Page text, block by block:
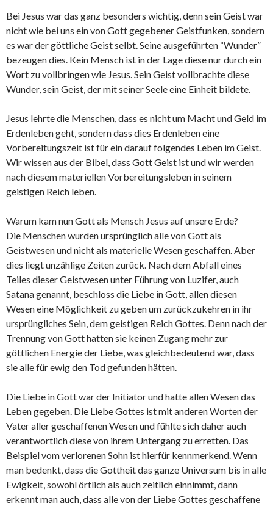
Bei Jesus war das ganz besonders wichtig, denn sein Geist war
nicht wie bei uns ein von Gott gegebener Geistfunken, sondern
es war der göttliche Geist selbt. Seine ausgeführten “Wunder”
bezeugen dies. Kein Mensch ist in der Lage diese nur durch ein
Wort zu vollbringen wie Jesus. Sein Geist vollbrachte diese
Wunder, sein Geist, der mit seiner Seele eine Einheit bildete.
Jesus lehrte die Menschen, dass es nicht um Macht und Geld im
Erdenleben geht, sondern dass dies Erdenleben eine
Vorbereitungszeit ist für ein darauf folgendes Leben im Geist.
Wir wissen aus der Bibel, dass Gott Geist ist und wir werden
nach diesem materiellen Vorbereitungsleben in seinem
geistigen Reich leben.
Warum kam nun Gott als Mensch Jesus auf unsere Erde?
Die Menschen wurden ursprünglich alle von Gott als
Geistwesen und nicht als materielle Wesen geschaffen. Aber
dies liegt unzählige Zeiten zurück. Nach dem Abfall eines
Teiles dieser Geistwesen unter Führung von Luzifer, auch
Satana genannt, beschloss die Liebe in Gott, allen diesen
Wesen eine Möglichkeit zu geben um zurückzukehren in ihr
ursprüngliches Sein, dem geistigen Reich Gottes. Denn nach der
Trennung von Gott hatten sie keinen Zugang mehr zur
göttlichen Energie der Liebe, was gleichbedeutend war, dass
sie alle für ewig den Tod gefunden hätten.
Die Liebe in Gott war der Initiator und hatte allen Wesen das
Leben gegeben. Die Liebe Gottes ist mit anderen Worten der
Vater aller geschaffenen Wesen und fühlte sich daher auch
verantwortlich diese von ihrem Untergang zu erretten. Das
Beispiel vom verlorenen Sohn ist hierfür kennmerkend. Wenn
man bedenkt, dass die Gottheit das ganze Universum bis in alle
Ewigkeit, sowohl örtlich als auch zeitlich einnimmt, dann
erkennt man auch, dass alle von der Liebe Gottes geschaffene